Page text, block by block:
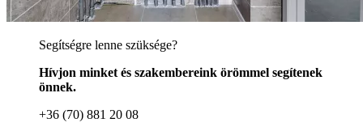
Segítségre lenne szüksége?
Hívjon minket és szakembereink örömmel segítenek
önnek.
+36 (70) 881 20 08